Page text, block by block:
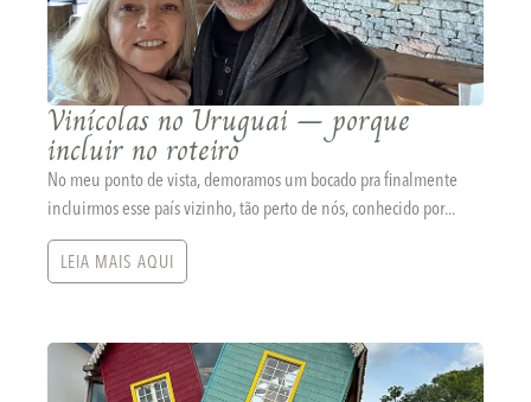
Vinícolas no Uruguai – porque
incluir no roteiro
No meu ponto de vista, demoramos um bocado pra finalmente
incluirmos esse país vizinho, tão perto de nós, conhecido por...
LEIA MAIS AQUI